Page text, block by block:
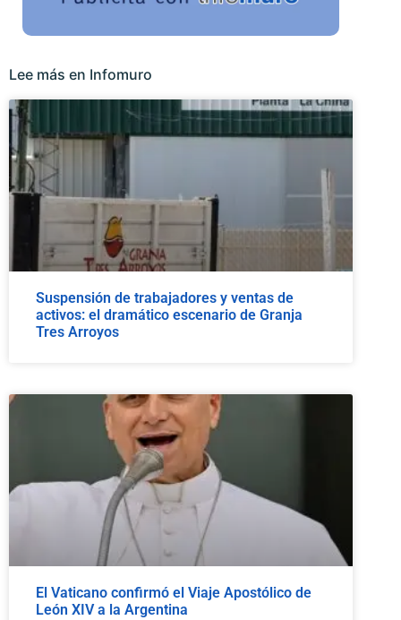
Lee más en Infomuro
Suspensión de trabajadores y ventas de
activos: el dramático escenario de Granja
Tres Arroyos
El Vaticano confirmó el Viaje Apostólico de
León XIV a la Argentina